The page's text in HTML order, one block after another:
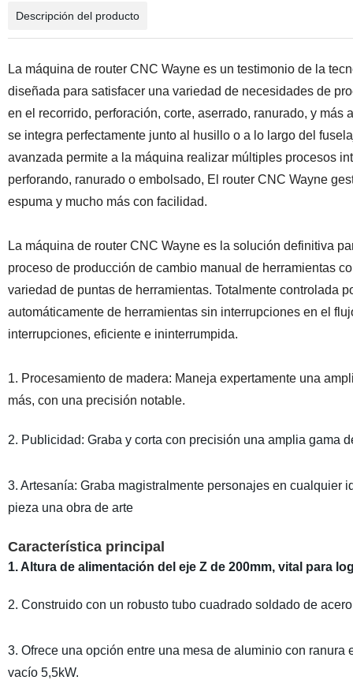
Descripción del producto
La máquina de router CNC Wayne es un testimonio de la
diseñada para satisfacer una variedad de necesidades de
en el recorrido, perforación, corte, aserrado, ranurado, y
se integra perfectamente junto al husillo o a lo largo del
avanzada permite a la máquina realizar múltiples procesos
perforando, ranurado o embolsado, El router CNC Wayne
espuma y mucho más con facilidad.
La máquina de router CNC Wayne es la solución definitiva
proceso de producción de cambio manual de herramientas
variedad de puntas de herramientas. Totalmente controlada
automáticamente de herramientas sin interrupciones en el
interrupciones, eficiente e ininterrumpida.
1. Procesamiento de madera: Maneja expertamente una
más, con una precisión notable.
2. Publicidad: Graba y corta con precisión una amplia gama
3. Artesanía: Graba magistralmente personajes en cualquier
pieza una obra de arte
Característica principal
1. Altura de alimentación del eje Z de 200mm, vital para
2. Construido con un robusto tubo cuadrado soldado de
3. Ofrece una opción entre una mesa de aluminio con
vacío 5,5kW.